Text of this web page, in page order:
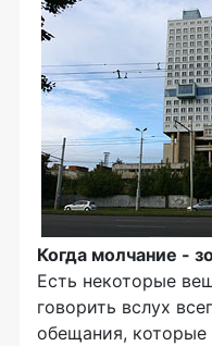
Когда молчание -
Есть некоторые
говорить вслух
обещания, которые